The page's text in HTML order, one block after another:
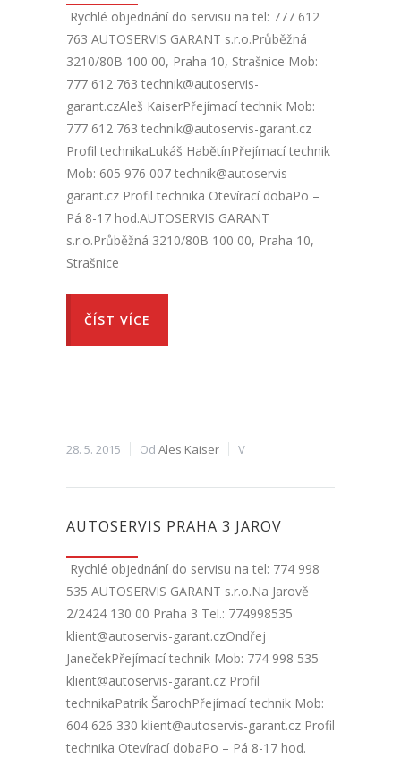
Rychlé objednání do servisu na tel: 777 612
763 AUTOSERVIS GARANT s.r.o.Průběžná
3210/80B 100 00, Praha 10, Strašnice Mob:
777 612 763 technik@autoservis-
garant.czAleš KaiserPřejímací technik Mob:
777 612 763 technik@autoservis-garant.cz
Profil technikaLukáš HabětínPřejímací technik
Mob: 605 976 007 technik@autoservis-
garant.cz Profil technika Otevírací dobaPo –
Pá 8-17 hod.AUTOSERVIS GARANT
s.r.o.Průběžná 3210/80B 100 00, Praha 10,
Strašnice
ČÍST VÍCE
28. 5. 2015 Od Ales Kaiser V
AUTOSERVIS PRAHA 3 JAROV
Rychlé objednání do servisu na tel: 774 998
535 AUTOSERVIS GARANT s.r.o.Na Jarově
2/2424 130 00 Praha 3 Tel.: 774998535
klient@autoservis-garant.czOndřej
JanečekPřejímací technik Mob: 774 998 535
klient@autoservis-garant.cz Profil
technikaPatrik ŠarochPřejímací technik Mob:
604 626 330 klient@autoservis-garant.cz Profil
technika Otevírací dobaPo – Pá 8-17 hod.